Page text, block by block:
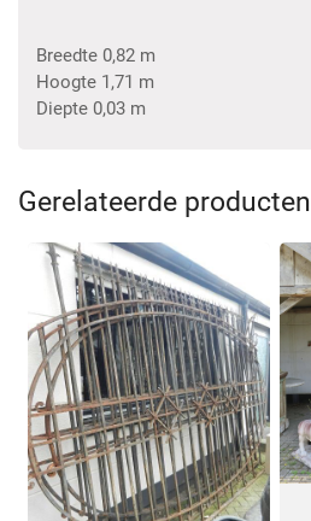
Breedte 0,82 m
Hoogte 1,71 m
Diepte 0,03 m
Gerelateerde producten